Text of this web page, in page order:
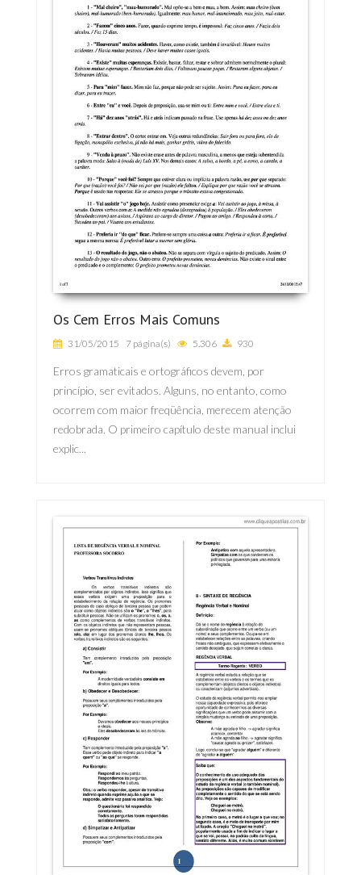
Os Cem Erros Mais Comuns
31/05/2015 7 página(s) 5.306 930
Erros gramaticais e ortográficos devem, por
princípio, ser evitados. Alguns, no entanto, como
ocorrem com maior freqüência, merecem atenção
redobrada. O primeiro capítulo deste manual inclui
explic...